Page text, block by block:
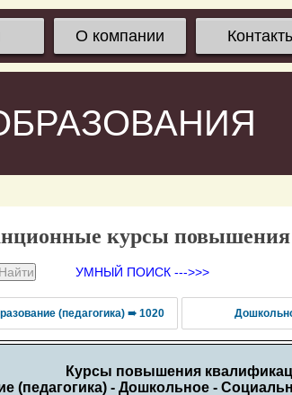
О компании
курсы
УМНЫЙ ПОИСК --->>>
(педагогика) ➠ 1020
Курсы повышения
(педагогика) - Дошкольное -